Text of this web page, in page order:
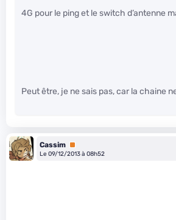
4G pour le ping et le switch d’antenne
Peut être, je ne sais pas, car la chaine
Cassim Premium
Le 09/12/2013 à 08h52